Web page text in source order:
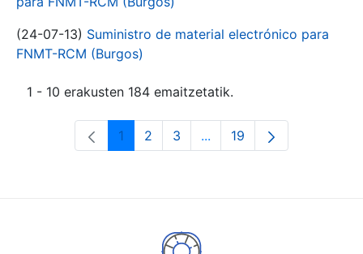
(24-07-13) Suministro de material electrónico para
FNMT-RCM (Burgos)
1 - 10 erakusten 184 emaitzetatik.
Orrialdea
1 Orrialdea
2 Orrialdea
3 ...Intermediate Pages Use
Orrialdea
19